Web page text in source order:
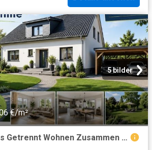
5 bilder
€/m²
Zweifamilienhaus Getrennt Wohnen Zusammen Leben! Idyllischer Garten, 2 Stellplätze im Carport